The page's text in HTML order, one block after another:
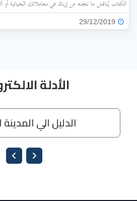
الكتاب يُناقش ما تجده من إرباك في معاملاتك الحياتية
29/12/2019